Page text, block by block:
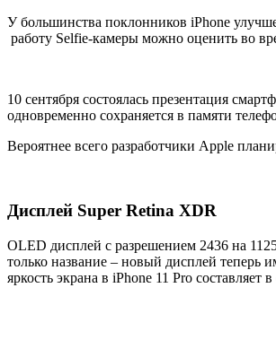
У большинства поклонников iPhone
работу Selfie-камеры можно оценить во
10 сентября состоялась презентация
одновременно сохраняется в памяти
Вероятнее всего разработчики Apple
Дисплей Super Retina XDR
OLED дисплей с разрешением 2436 на
только название – новый дисплей теперь
яркость экрана в iPhone 11 Pro